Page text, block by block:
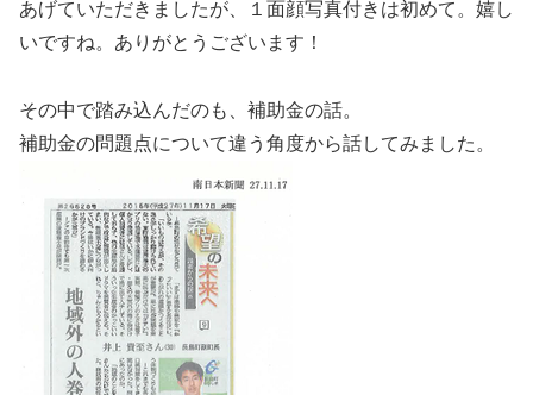
あげていただきましたが、１面顔写真付きは初めて。嬉し
いですね。ありがとうございます！
その中で踏み込んだのも、補助金の話。
補助金の問題点について違う角度から話してみました。